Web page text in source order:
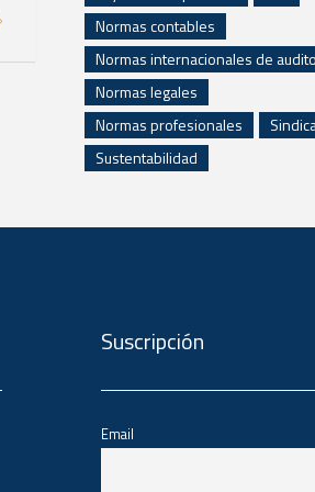
Normas contables
Normas internacionales de
Normas legales
Normas profesionales
Sustentabilidad
Suscripción
Email